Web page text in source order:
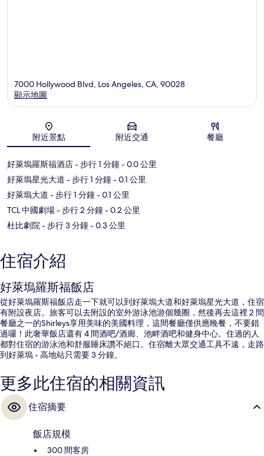
地圖
7000 Hollywood Blvd, Los Angeles, CA, 90028
顯示地圖
附近景點 附近交通 餐廳
好萊塢羅斯福酒店- 步行 1 分鐘- 0.0 公里
好萊塢星光大道 - 步行 1 分鐘- 0.1 公里
好萊塢大道 - 步行 1 分鐘- 0.1 公里
TCL 中國劇場- 步行 2 分鐘- 0.2 公里
杜比劇院- 步行 3 分鐘- 0.3 公里
住宿介紹
好萊塢羅斯福飯店
從好萊塢羅斯福飯店走一下就可以到好萊塢大道和好萊塢星光大道，住宿
有附設夜店。旅客可以去附設的室外游泳池游個幾圈，然後再去這裡 2 間
餐廳之一的Shirleys享用美味的美國料理，這間餐廳僅供應晚餐，不要錯
過囉！此奢華飯店還有 4 間酒吧/酒廊、池畔酒吧和健身中心。住過的人
都對住宿的游泳池和舒服睡床讚不絕口。住宿離大眾交通工具不遠，走路
到好萊塢 - 高地站只需要 3 分鐘。
更多此住宿的相關資訊
住宿摘要
飯店規模
300 間客房